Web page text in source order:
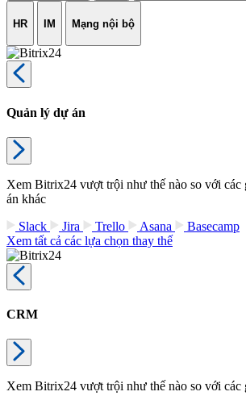
HR IM Mạng nội bộ
Quản lý dự án
Xem Bitrix24 vượt trội như thế nào so với các
án khác
Slack
Jira Trello Asana
Basecamp
Xem tất cả các lựa chọn thay thế
CRM
Xem Bitrix24 vượt trội như thế nào so với các